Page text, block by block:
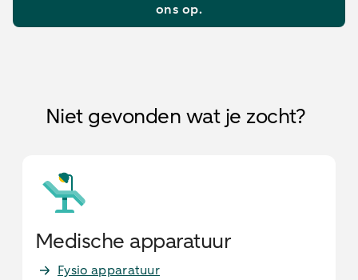
ons op.
Niet gevonden wat je zocht?
Medische apparatuur
Fysio apparatuur